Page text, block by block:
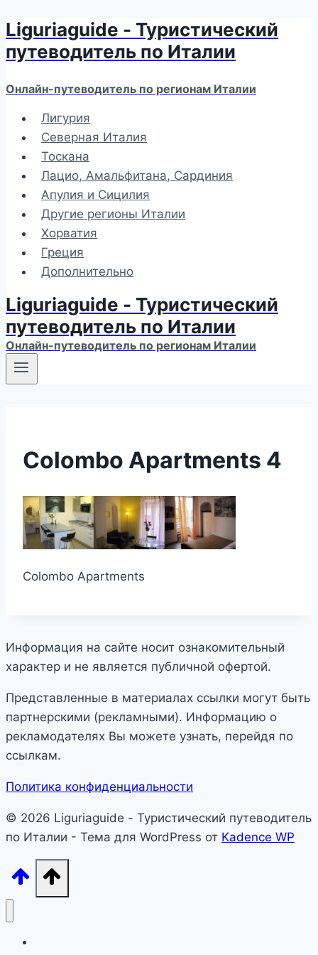
Перейти
к
содержимому
Liguriaguide - Туристический
путеводитель по Италии
Онлайн-путеводитель по регионам Италии
Лигурия
Северная Италия
Тоскана
Лацио, Амальфитана, Сардиния
Апулия и Сицилия
Другие регионы Италии
Хорватия
Греция
Дополнительно
Liguriaguide - Туристический
путеводитель по Италии
Онлайн-путеводитель по регионам Италии
Colombo Apartments 4
Colombo Apartments
Информация на сайте носит ознакомительный
характер и не является публичной офертой.
Представленные в материалах ссылки могут быть
партнерскими (рекламными). Информацию о
рекламодателях Вы можете узнать, перейдя по
ссылкам.
Политика конфиденциальности
© 2026 Liguriaguide - Туристический путеводитель
по Италии - Тема для WordPress от Kadence WP